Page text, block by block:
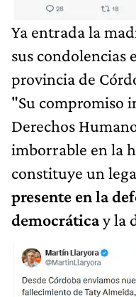
​Ya entrada la
sus condolencias
provincia de
"Su compromiso
Derechos
imborrable en la
constituye un
presente en la
democráticay la